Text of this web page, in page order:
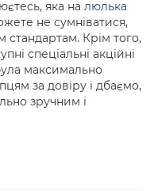
яка на люлька
не сумніватися,
стандартам. Крім того,
спеціальні акційні
максимально
за довіру і дбаємо,
зручним і